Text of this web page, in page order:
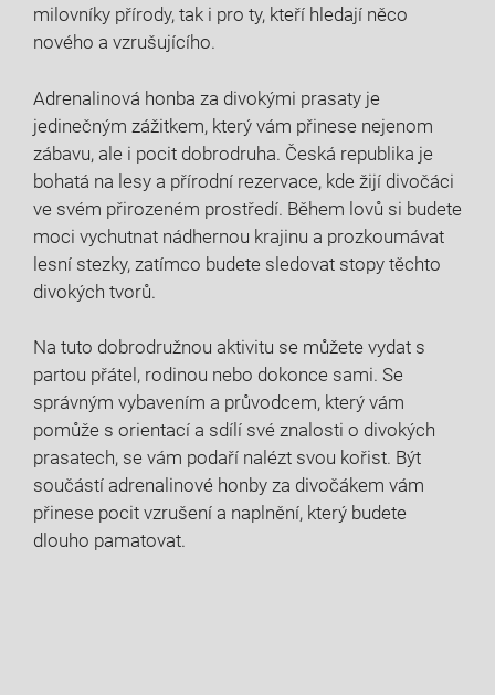
milovníky přírody, tak i pro⁣ ty, kteří hledají něco
nového a vzrušujícího.
Adrenalinová honba za divokými prasaty je
jedinečným zážitkem, který vám přinese nejenom
zábavu, ale ‌i pocit dobrodruha. Česká ‌republika je
bohatá na lesy a přírodní rezervace, ​kde žijí​ divočáci
ve svém přirozeném prostředí. Během ⁣lovů si⁤ budete
moci vychutnat nádhernou krajinu a prozkoumávat
lesní stezky, zatímco budete sledovat stopy‍ těchto
divokých tvorů.
Na tuto‌ dobrodružnou aktivitu se​ můžete vydat s
partou přátel, rodinou nebo dokonce sami. Se
správným vybavením a průvodcem, který vám
pomůže ⁣s orientací⁤ a ⁤sdílí své znalosti o divokých
⁣prasatech,​ se vám podaří nalézt svou kořist. Být
součástí adrenalinové honby za divočákem vám
přinese pocit vzrušení a naplnění, který budete
⁣dlouho pamatovat.